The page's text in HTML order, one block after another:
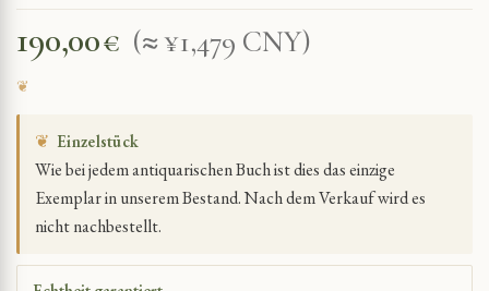
190,00€ (≈ ¥1,479 CNY)
❦ Einzelstück
Wie bei jedem antiquarischen Buch ist dies das einzige
Exemplar in unserem Bestand. Nach dem Verkauf wird es
nicht nachbestellt.